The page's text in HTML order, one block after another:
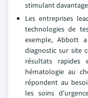
stimulant
Les entreprises
technologies de
exemple, Abbott
diagnostic sur site
résultats
hématologie au
répondent au
les soins